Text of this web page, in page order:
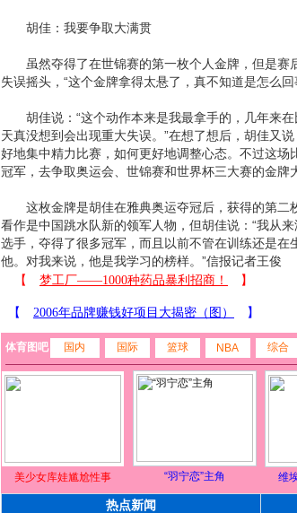
胡佳：我要争取大满贯
虽然夺得了在世锦赛的第一枚个人金牌，但是赛
失误摇头，“这个金牌拿得太悬了，真不知道是怎么回
胡佳说：“这个动作本来是我最拿手的，几年来在
天真没想到会出现重大失误。”在想了想后，胡佳又
好地集中精力比赛，如何更好地调整心态。不过这
冠军，去争取奥运会、世锦赛和世界杯三大赛的金牌
这枚金牌是胡佳在雅典奥运夺冠后，获得的第二
看作是中国跳水队新的领军人物，但胡佳说：“我从
选手，夺得了很多冠军，而且以前不管在训练还是在
他。对我来说，他是我学习的榜样。”信报记者王俊
体育图吧 国内 国际 篮球 NBA 综合
美少女库娃尴尬性事 “羽宁恋”主角 维
热点新闻